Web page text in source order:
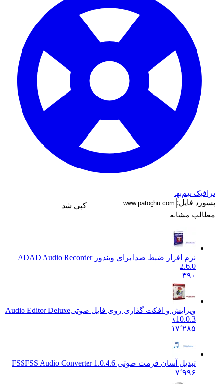
ترافیک نیم‌بها
پسورد فایل:
کپی شد
مطالب مشابه
نرم افزار ضبط صدا برای ویندوز ADAD Audio Recorder
2.6.0
۳۹۰
ویرایش و افکت گذاری روی فایل صوتیAudio Editor Deluxe
v10.0.3
۱۷٬۲۸۵
تبدیل آسان فرمت صوتی FSS FSS Audio Converter 1.0.4.6
۷٬۹۹۶